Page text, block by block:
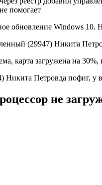
помогает
обновление Windows
(29947) Никита
карта загружена на
Никита Петровда пофиг, у
не